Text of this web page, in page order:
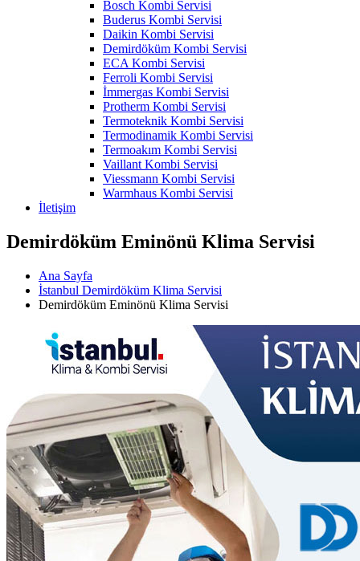
Bosch Kombi Servisi
Buderus Kombi Servisi
Daikin Kombi Servisi
Demirdöküm Kombi Servisi
ECA Kombi Servisi
Ferroli Kombi Servisi
İmmergas Kombi Servisi
Protherm Kombi Servisi
Termoteknik Kombi Servisi
Termodinamik Kombi Servisi
Termoakım Kombi Servisi
Vaillant Kombi Servisi
Viessmann Kombi Servisi
Warmhaus Kombi Servisi
İletişim
Demirdöküm Eminönü Klima Servisi
Ana Sayfa
İstanbul Demirdöküm Klima Servisi
Demirdöküm Eminönü Klima Servisi